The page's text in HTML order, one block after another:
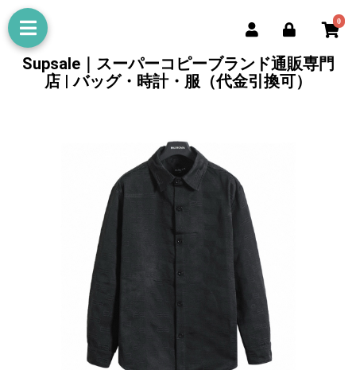
0
Supsale｜スーパーコピーブランド通販専門
店 | バッグ・時計・服（代金引換可）